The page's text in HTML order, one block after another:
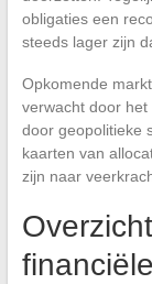
obligaties een
steeds lager zijn
Opkomende
verwacht door
door geopolitieke
kaarten van
zijn naar